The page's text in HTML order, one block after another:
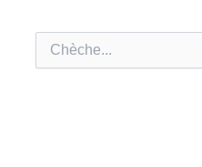
Chèche
pou: